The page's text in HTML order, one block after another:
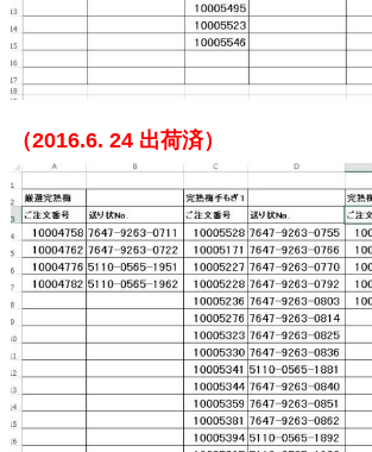
（2016.6. 24出荷済）